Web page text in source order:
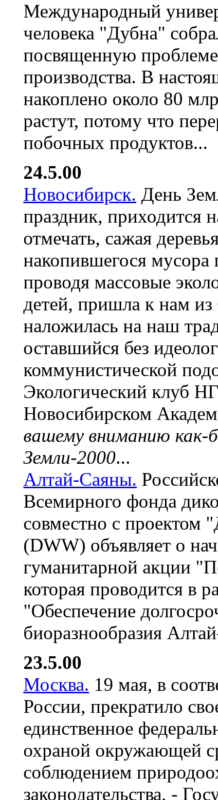
Международный
человека "Дубна"
посвященную
производства. В
накоплено около 80
растут, потому что
побочных продуктов...
24.5.00
Новосибирск. День
праздник, приходится
отмечать, сажая
накопившегося мусора
проводя массовые
детей, пришла к нам
наложилась на наш
оставшийся без
коммунистической
Экологический клуб
Новосибирском
вашему вниманию
Земли-2000...
Алтай-Саяны.
Всемирного фонда
совместно с проектом
(DWW) объявляет о
гуманитарной акции
которая проводится в
"Обеспечение
биоразнообразия
23.5.00
Москва. 19 мая, в
России, прекратило
единственное
охраной окружающей
соблюдением
законодательства, -